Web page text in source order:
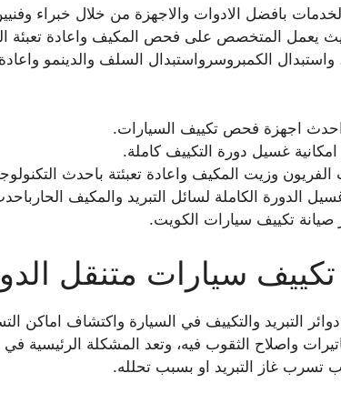
بافضل الادوات والاجهزة من خلال خبراء
حيث يعمل المتخصص على فحص المكيف واعادة تعبئة
واستبدال الكمبروسرواستبدال السلف والدينمو
احدث اجهزة فحص تكييف السيارات.
امكانية غسيل دورة التكييف كاملة.
وزيت المكيف واعادة تعبئتة باحدث
الدورة الكاملة لسائل التبريد والمكيف
صيانة تكييف سيارات الكويت.
تكييف سيارات متنقل
التبريد والتكييف في السيارة واكتشاف اماكن
واصلاح الثقوب فيه، وتعد المشكلة الرئيسية
تسرب غاز التبريد او بسبب تحلله.